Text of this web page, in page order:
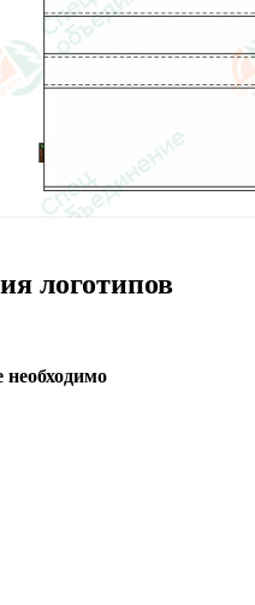
логотипов